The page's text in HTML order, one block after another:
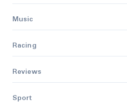
Music
Racing
Reviews
Sport